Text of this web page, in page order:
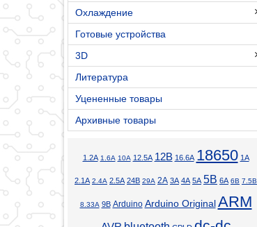
Охлаждение
Готовые устройства
3D
Литература
Уцененные товары
Архивные товары
1.2А 1.6А 10А 12.5А 12В 16.6А 18650 1А
2.1А 2.4А 2.5А 24В 29А 2А 3А 4А 5А 5В 6А 6В 7.5В
8.33А 9В Arduino Arduino Original ARM